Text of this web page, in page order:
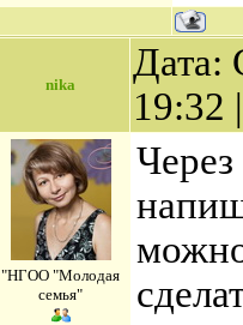
nika
Дата:
19:32
"НГОО "Молодая
семья"